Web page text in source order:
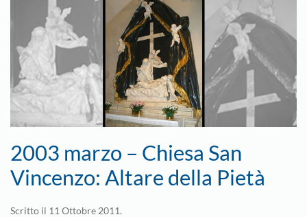
2003 marzo – Chiesa San
Vincenzo: Altare della Pietà
Scritto il 11 Ottobre 2011.